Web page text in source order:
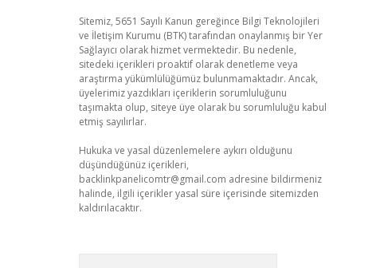
Sitemiz, 5651 Sayılı Kanun gereğince Bilgi Teknolojileri
ve İletişim Kurumu (BTK) tarafından onaylanmış bir Yer
Sağlayıcı olarak hizmet vermektedir. Bu nedenle,
sitedeki içerikleri proaktif olarak denetleme veya
araştırma yükümlülüğümüz bulunmamaktadır. Ancak,
üyelerimiz yazdıkları içeriklerin sorumluluğunu
taşımakta olup, siteye üye olarak bu sorumluluğu kabul
etmiş sayılırlar.
Hukuka ve yasal düzenlemelere aykırı olduğunu
düşündüğünüz içerikleri,
backlinkpanelicomtr@gmail.com adresine bildirmeniz
halinde, ilgili içerikler yasal süre içerisinde sitemizden
kaldırılacaktır.